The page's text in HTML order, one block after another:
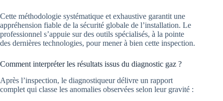
Cette méthodologie systématique et exhaustive garantit une
appréhension fiable de la sécurité globale de l’installation. Le
professionnel s’appuie sur des outils spécialisés, à la pointe
des dernières technologies, pour mener à bien cette inspection.
Comment interpréter les résultats issus du diagnostic gaz ?
Après l’inspection, le diagnostiqueur délivre un rapport
complet qui classe les anomalies observées selon leur gravité :